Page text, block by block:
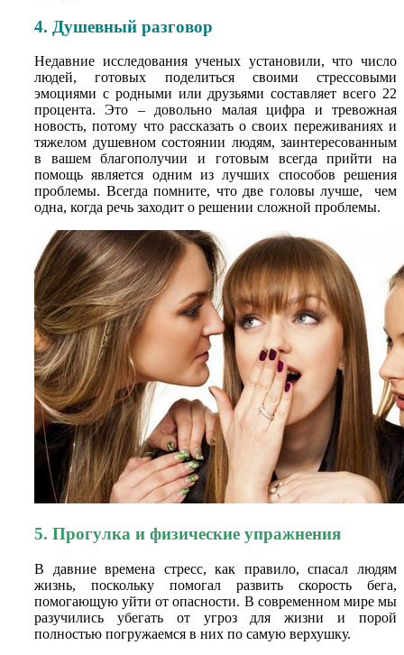
4. Душевный разговор
Недавние исследования ученых установили, что число
людей, готовых поделиться своими стрессовыми
эмоциями с родными или друзьями составляет всего 22
процента. Это – довольно малая цифра и тревожная
новость, потому что рассказать о своих переживаниях и
тяжелом душевном состоянии людям, заинтересованным
в вашем благополучии и готовым всегда прийти на
помощь является одним из лучших способов решения
проблемы. Всегда помните, что две головы лучше, чем
одна, когда речь заходит о решении сложной проблемы.
5. Прогулка и физические упражнения
В давние времена стресс, как правило, спасал людям
жизнь, поскольку помогал развить скорость бега,
помогающую уйти от опасности. В современном мире мы
разучились убегать от угроз для жизни и порой
полностью погружаемся в них по самую верхушку.